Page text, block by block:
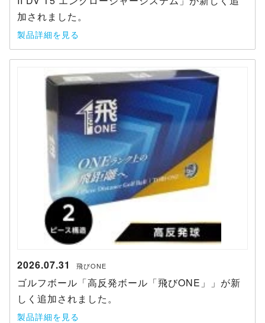
加されました。
製品詳細を見る
2026.07.31 飛びONE
ゴルフボール「高反発ボール「飛びONE」」が新
しく追加されました。
製品詳細を見る